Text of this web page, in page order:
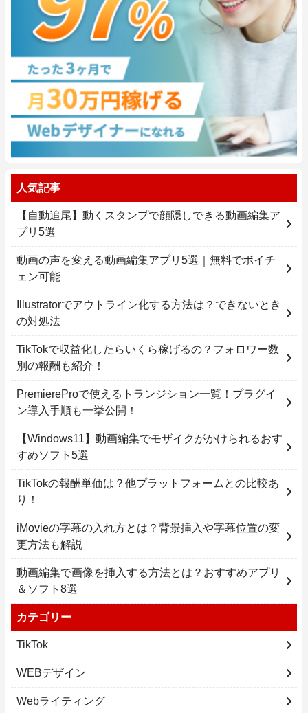
人気記事
【自動追尾】動くスタンプで顔隠しできる動画編集ア
プリ5選
動画の声を変える動画編集アプリ5選｜無料でボイチ
ェン可能
Illustratorでアウトライン化する方法は？できないとき
の対処法
TikTokで収益化したらいくら稼げるの？フォロワー数
別の報酬も紹介！
PremiereProで使えるトランジション一覧！プラグイ
ン導入手順も一挙公開！
【Windows11】動画編集でモザイクがかけられるおす
すめソフト5選
TikTokの報酬単価は？他プラットフォームとの比較あ
り！
iMovieの字幕の入れ方とは？背景挿入や字幕位置の変
更方法も解説
動画編集で画像を挿入する方法とは？おすすめアプリ
＆ソフト8選
カテゴリー
TikTok
WEBデザイン
Webライティング